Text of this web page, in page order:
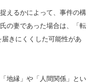
えるかによって、事件の構
の妻であった場合は、「転
きにくくした可能性があ
地縁」や「人間関係」とい